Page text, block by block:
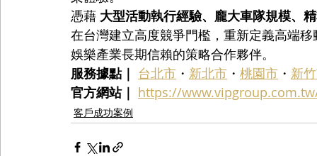
憑藉 大型活動執行經驗、龐大車隊規模、
在台灣建立高度競爭門檻，重新定義高端
娛樂產業長期信賴的策略合作夥伴。
服務據點｜ 台北市 ・ 新北市 ・ 桃園市 ・ 新
官方網站｜ https://
客戶成功案例